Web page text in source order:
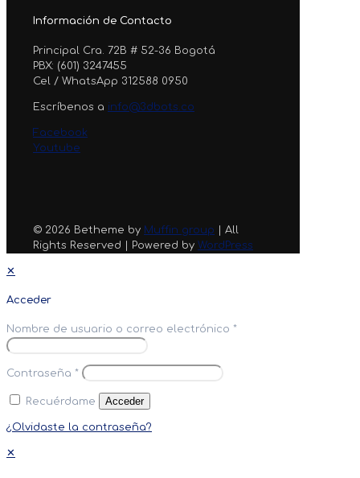
Información de Contacto
Principal Cra. 72B # 52-36 Bogotá
PBX: (601) 3247455
Cel / WhatsApp 312588 0950
Escríbenos a info@3dbots.co
Facebook
Youtube
© 2026 Betheme by Muffin group | All
Rights Reserved | Powered by WordPress
✕
Acceder
Nombre de usuario o correo electrónico *
Contraseña *
Recuérdame Acceder
¿Olvidaste la contraseña?
✕